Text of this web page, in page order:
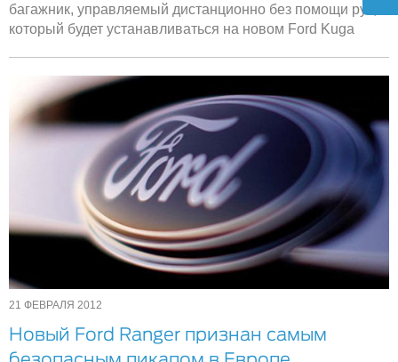
багажник, управляемый дистанционно без помощи рук,
который будет устанавливаться на новом Ford Kuga
21 ФЕВРАЛЯ 2012
Новый Ford Ranger признан самым